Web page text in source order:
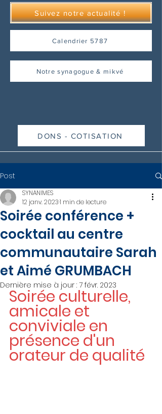
Suivez notre actualité !
Calendrier 5787
Notre synagogue & mikvé
DONS - COTISATION
Post
Soirée conférence +
cocktail au centre
communautaire Sarah
et Aimé GRUMBACH
SYNANIMES
12 janv. 20231 min de lecture
Dernière mise à jour : 7 févr. 2023
Soirée culturelle,
amicale et
conviviale en
présence d'un
orateur de qualité